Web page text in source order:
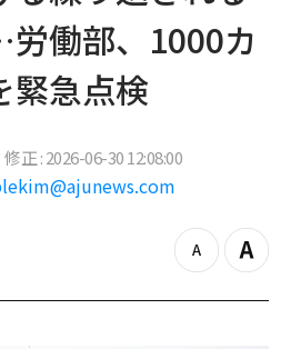
働部、1000カ
緊急点検
修正 : 2026-06-30 12:08:00
z
o
Z
o